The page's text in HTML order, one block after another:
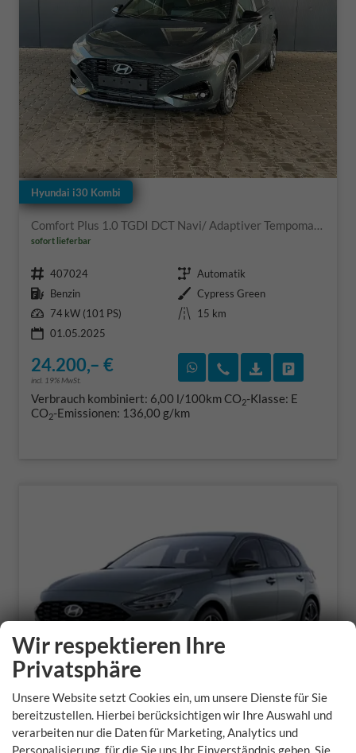
Hyundai i30 Kombi
Comfort Plus 1.0 TGDI DCT Navi/ Adaptiver Tempomat/ Totwinkel Assistent/ Alu 17"
sofort lieferbar
Fahrzeugnr. 407024 Getriebe Automatik
Kraftstoff Benzin Außenfarbe Cypress Green
Leistung 74 kW (101 PS) Kilometerstand
15 km
01.05.2025
24.200,– €
incl. 19% MwSt.
Rückruf vereinbaren
Wir rufen Sie an
Verbrauch kombiniert: 6,00 l/100kmCO2-Klasse: E
CO2-Emissionen: 136,00 g/km
Hyundai i30 Kombi
Wir respektieren Ihre
Privatsphäre
Unsere Website setzt Cookies ein, um unsere Dienste für Sie
bereitzustellen. Hierbei berücksichtigen wir Ihre Auswahl und
verarbeiten nur die Daten für Marketing, Analytics und
Personalisierung, für die Sie uns Ihr Einverständnis geben. Sie